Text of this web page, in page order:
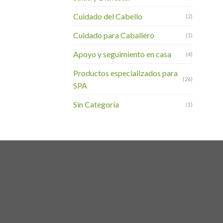
Cuidado del Cabello (2)
Cuidado para Caballero (1)
Apoyo y seguimiento en casa (4)
Productos especializados para
SPA
(26)
Sin Categoría (1)